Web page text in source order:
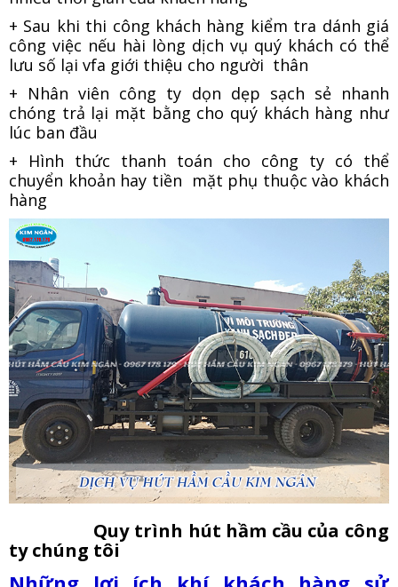
+ Sau khi thi công khách hàng kiểm tra dánh giá
công việc nếu hài lòng dịch vụ quý khách có thể
lưu số lại vfa giới thiệu cho người thân
+ Nhân viên công ty dọn dẹp sạch sẻ nhanh
chóng trả lại mặt bằng cho quý khách hàng như
lúc ban đầu
+ Hình thức thanh toán cho công ty có thể
chuyển khoản hay tiền mặt phụ thuộc vào khách
hàng
Quy trình hút hầm cầu của công
ty chúng tôi